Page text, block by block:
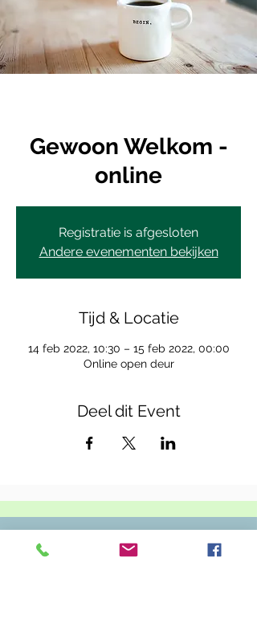
Gewoon Welkom -
online
Registratie is afgesloten
Andere evenementen bekijken
Tijd & Locatie
14 feb 2022, 10:30 – 15 feb 2022, 00:00
Online open deur
Deel dit Event